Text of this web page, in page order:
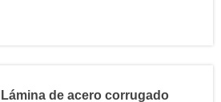
Lámina de acero corrugado